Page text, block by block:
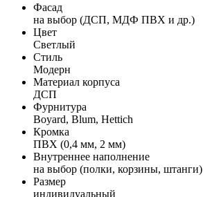
Фасад
на выбор (ДСП, МДФ ПВХ и др.)
Цвет
Светлый
Стиль
Модерн
Материал корпуса
ДСП
Фурнитура
Boyard, Blum, Hettich
Кромка
ПВХ (0,4 мм, 2 мм)
Внутреннее наполнение
на выбор (полки, корзины, штанги)
Размер
индивидуальный